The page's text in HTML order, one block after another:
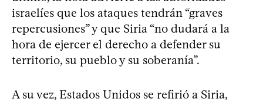
israelíes que los ataques tendrán “graves
repercusiones” y que Siria “no dudará a la
hora de ejercer el derecho a defender su
territorio, su pueblo y su soberanía”.
A su vez, Estados Unidos se refirió a Siria,